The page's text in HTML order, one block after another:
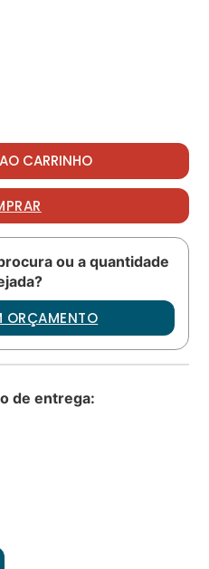
CARRINHO
ou a quantidade
ORÇAMENTO
de entrega: